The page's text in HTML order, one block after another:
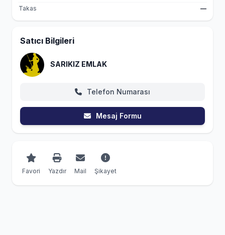
Takas
—
Satıcı Bilgileri
SARIKIZ EMLAK
Telefon Numarası
Mesaj Formu
Favori Yazdır Mail Şikayet